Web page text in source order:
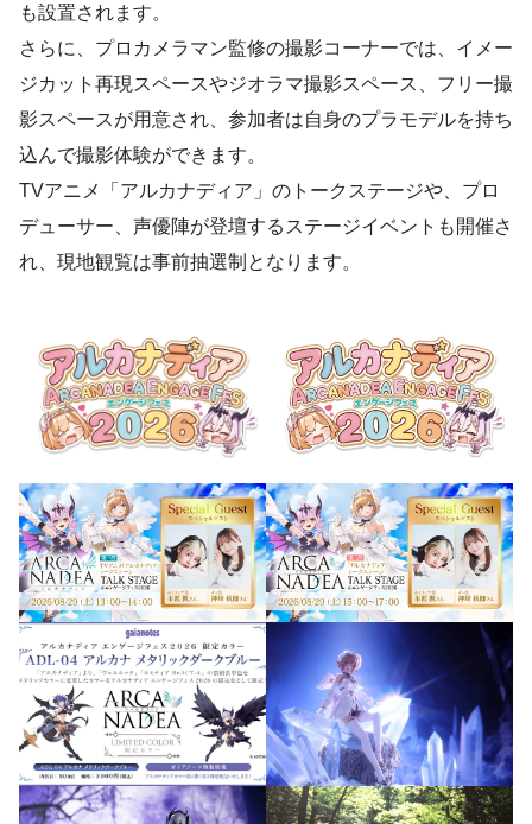
も設置されます。
さらに、プロカメラマン監修の撮影コーナーでは、イメー
ジカット再現スペースやジオラマ撮影スペース、フリー撮
影スペースが用意され、参加者は自身のプラモデルを持ち
込んで撮影体験ができます。
TVアニメ「アルカナディア」のトークステージや、プロ
デューサー、声優陣が登壇するステージイベントも開催さ
れ、現地観覧は事前抽選制となります。